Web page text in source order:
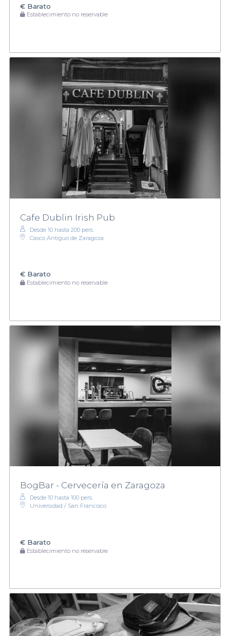
€ Barato
Establecimiento no reservable
Cafe Dublin Irish Pub
Desde 10 hasta 200 pers.
Casco Antiguo de Zaragoza
€ Barato
Establecimiento no reservable
BogBar - Cervecería en Zaragoza
Desde 10 hasta 100 pers.
Universidad / San Francisco
€ Barato
Establecimiento no reservable